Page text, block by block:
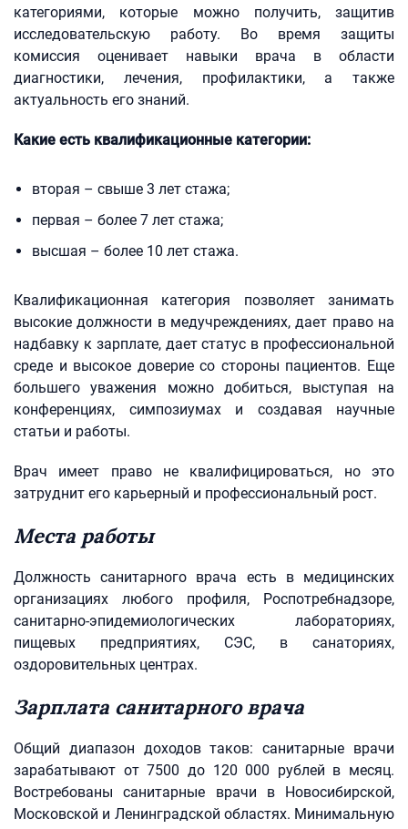
категориями, которые можно получить, защитив
исследовательскую работу. Во время защиты
комиссия оценивает навыки врача в области
диагностики, лечения, профилактики, а также
актуальность его знаний.
Какие есть квалификационные категории:
вторая – свыше 3 лет стажа;
первая – более 7 лет стажа;
высшая – более 10 лет стажа.
Квалификационная категория позволяет занимать
высокие должности в медучреждениях, дает право на
надбавку к зарплате, дает статус в профессиональной
среде и высокое доверие со стороны пациентов. Еще
большего уважения можно добиться, выступая на
конференциях, симпозиумах и создавая научные
статьи и работы.
Врач имеет право не квалифицироваться, но это
затруднит его карьерный и профессиональный рост.
Места работы
Должность санитарного врача есть в медицинских
организациях любого профиля, Роспотребнадзоре,
санитарно-эпидемиологических лабораториях,
пищевых предприятиях, СЭС, в санаториях,
оздоровительных центрах.
Зарплата санитарного врача
Общий диапазон доходов таков: санитарные врачи
зарабатывают от 7500 до 120 000 рублей в месяц.
Востребованы санитарные врачи в Новосибирской,
Московской и Ленинградской областях. Минимальную